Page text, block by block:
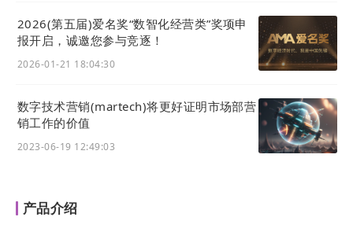
2026(第五届)爱名奖“数智化经营类”奖项申
报开启，诚邀您参与竞逐！
2026-01-21 18:04:30
数字技术营销(martech)将更好证明市场部营
销工作的价值
2023-06-19 12:49:03
产品介绍